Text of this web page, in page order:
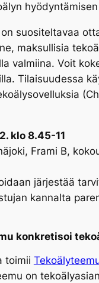
suositeltavaa
maksullisia
valmiina. Voit
Tilaisuudessa
klo 8.45-11
Frami B,
järjestää
kannalta
konkretisoi
toimii
on